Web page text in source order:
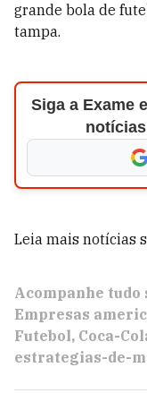
grande bola de
tampa.
Siga a Exame
Leia mais notícias
Acompanhe tudo
Empresas
Futebol Coca-
estrategias-de-